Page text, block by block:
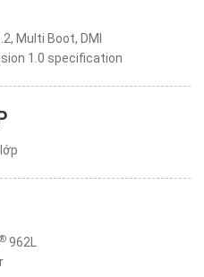
Multi Boot, DMI
1.0 specification
® 962L